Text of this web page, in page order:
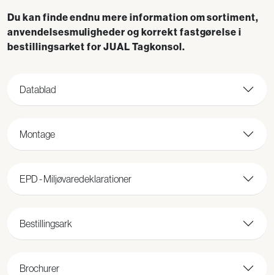
Du kan finde endnu mere information om sortiment,
anvendelsesmuligheder og korrekt fastgørelse i
bestillingsarket for JUAL Tagkonsol.
Datablad
Montage
EPD - Miljøvaredeklarationer
Bestillingsark
Brochurer